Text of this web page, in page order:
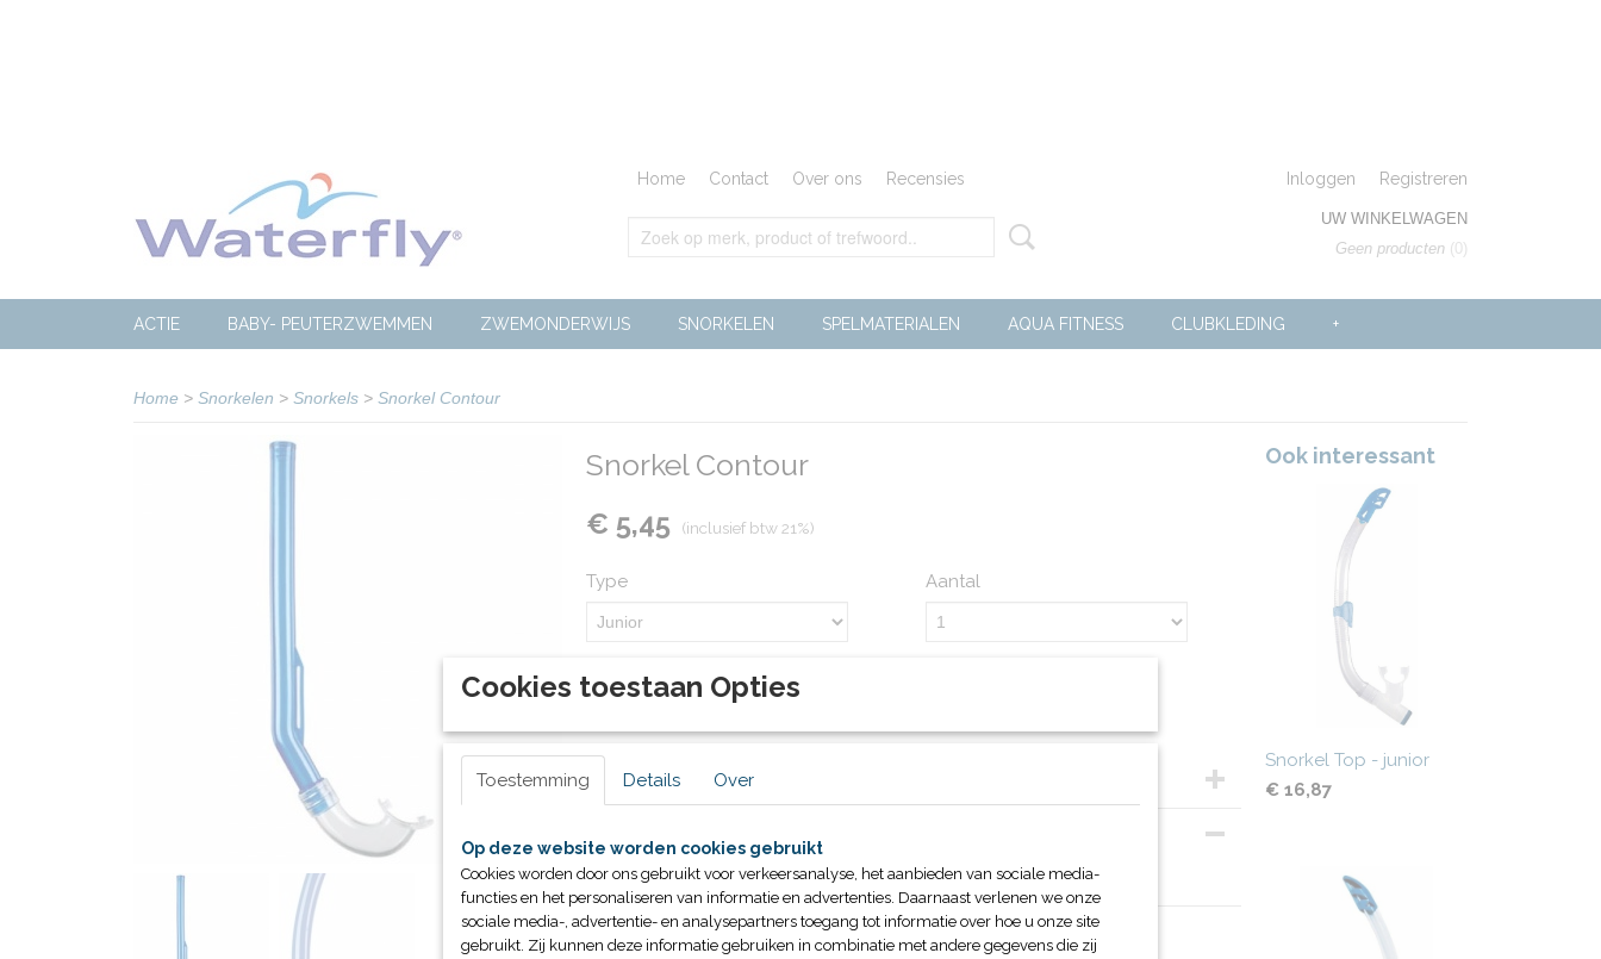
Home Contact Over ons Recensies Inloggen Registreren
UW WINKELWAGEN
Geen producten (0)
ACTIE BABY- PEUTERZWEMMEN ZWEMONDERWIJS SNORKELEN SPELMATERIALEN AQUA FITNESS CLUBKLEDING +
Home > Snorkelen > Snorkels > Snorkel Contour
Snorkel Contour
€ 5,45 (inclusief btw 21%)
Type Aantal
IN WINKELWAGEN
Specificaties
Bruto gewicht
Verkrijgbaar in junior of senior
Ook interessant
Snorkel Top - junior
€ 16,87
Cookies toestaan Opties
Toestemming Details Over
Op deze website worden cookies gebruikt
Cookies worden door ons gebruikt voor verkeersanalyse, het aanbieden van sociale media-
functies en het personaliseren van informatie en advertenties. Daarnaast verlenen we onze
sociale media-, advertentie- en analysepartners toegang tot informatie over hoe u onze site
gebruikt. Zij kunnen deze informatie gebruiken in combinatie met andere gegevens die zij